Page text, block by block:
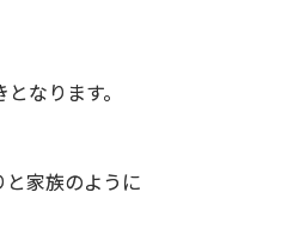
なります。
家族のように